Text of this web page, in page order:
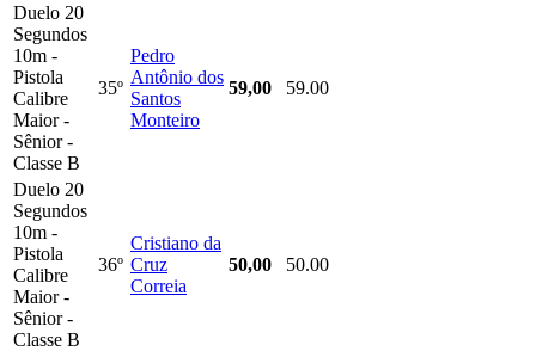
Duelo 20
Segundos
10m -
Pistola
Calibre
Maior -
Sênior -
Classe B
35º
Pedro
Antônio dos
Santos
Monteiro
59,00 59.00
Duelo 20
Segundos
10m -
Pistola
Calibre
Maior -
Sênior -
Classe B
36º
Cristiano da
Cruz
Correia
50,00 50.00